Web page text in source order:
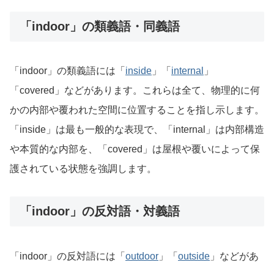
「indoor」の類義語・同義語
「indoor」の類義語には「 inside 」「 internal
」
「covered」などがあります。これらは全て、物理的に何
かの内部や覆われた空間に位置することを指し示します。
「inside」は最も一般的な表現で、「internal」は内部構造
や本質的な内部を、「covered」は屋根や覆いによって保
護されている状態を強調します。
「indoor」の反対語・対義語
「indoor」の反対語には「 outdoor 」「 outside 」などがあ